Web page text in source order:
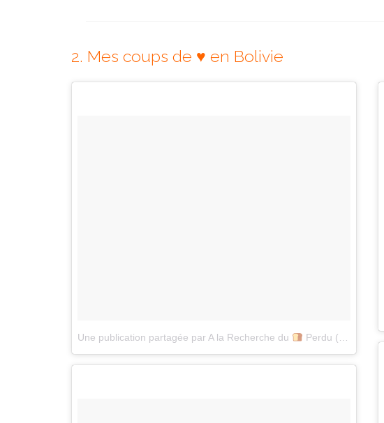
2. Mes coups de ♥︎ en Bolivie
Une publication partagée par A la Recherche du Perdu (@alarecherchedupainperdu)